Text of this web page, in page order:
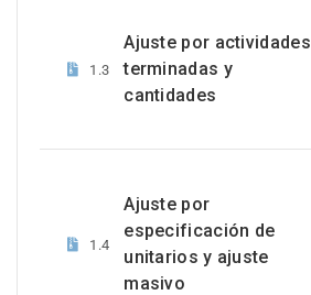
1.3
Ajuste por actividades
terminadas y
cantidades
1.4
Ajuste por
especificación de
unitarios y ajuste
masivo